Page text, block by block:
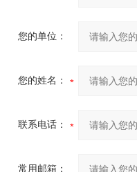
您的单位：
您的姓名：
联系电话：
常用邮箱：